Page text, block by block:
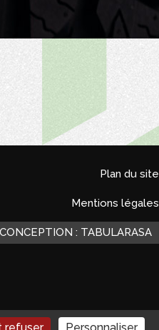
Plan du site
Mentions légales
CONCEPTION : TABULARASA